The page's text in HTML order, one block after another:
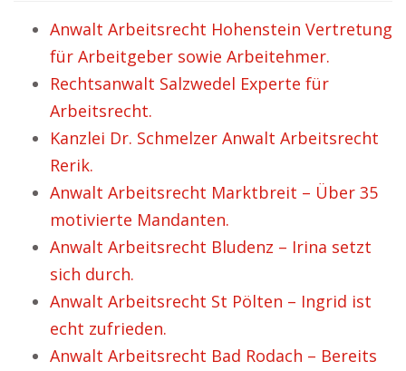
Anwalt Arbeitsrecht Hohenstein Vertretung
für Arbeitgeber sowie Arbeitehmer.
Rechtsanwalt Salzwedel Experte für
Arbeitsrecht.
Kanzlei Dr. Schmelzer Anwalt Arbeitsrecht
Rerik.
Anwalt Arbeitsrecht Marktbreit – Über 35
motivierte Mandanten.
Anwalt Arbeitsrecht Bludenz – Irina setzt
sich durch.
Anwalt Arbeitsrecht St Pölten – Ingrid ist
echt zufrieden.
Anwalt Arbeitsrecht Bad Rodach – Bereits